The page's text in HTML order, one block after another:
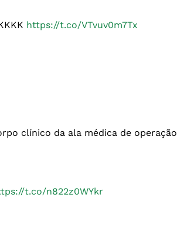
https://t.co/VTvuv0m7Tx
clínico da ala médica de operação
t.co/n822z0WYkr